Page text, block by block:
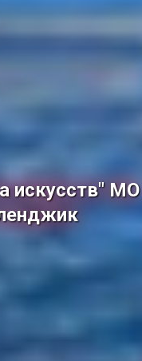
искусств" МО